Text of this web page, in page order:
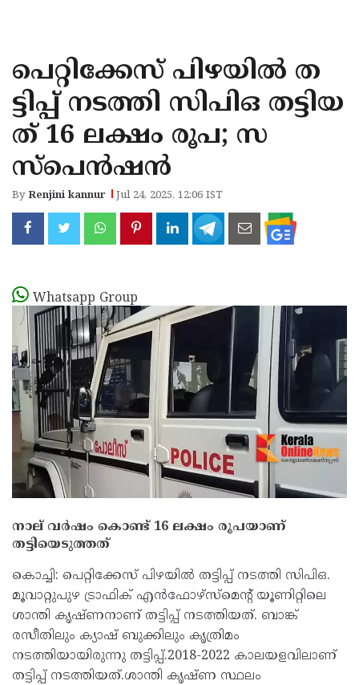
KANNUR
KASARAGOD
പെറ്റിക്കേസ് പിഴയില്‍ ത
ട്ടിപ്പ് നടത്തി സിപിഒ തട്ടിയ
ത് 16 ലക്ഷം രൂപ; സ
സ്‌പെന്‍ഷന്‍
ByRenjini kannur Jul 24, 2025, 12:06 IST
Whatsapp Group
നാല് വര്‍ഷം കൊണ്ട് 16 ലക്ഷം രൂപയാണ്
തട്ടിയെടുത്തത്
കൊച്ചി: പെറ്റിക്കേസ് പിഴയില്‍ തട്ടിപ്പ് നടത്തി സിപിഒ.
മൂവാറ്റുപുഴ ട്രാഫിക് എന്‍ഫോഴ്‌സ്‌മെന്റ് യൂണിറ്റിലെ
ശാന്തി കൃഷ്ണനാണ് തട്ടിപ്പ് നടത്തിയത്. ബാങ്ക്
രസീതിലും ക്യാഷ് ബുക്കിലും കൃത്രിമം
നടത്തിയായിരുന്നു തട്ടിപ്പ്.2018-2022 കാലയളവിലാണ്
തട്ടിപ്പ് നടത്തിയത്.ശാന്തി കൃഷ്ണ സ്ഥലം